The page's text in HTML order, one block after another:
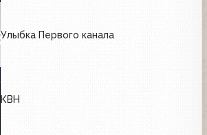
Улыбка Первого канала
КВН